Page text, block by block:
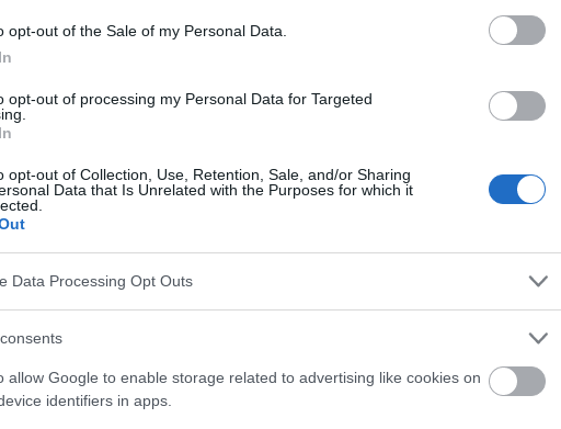
opt-out of the Sale of my Personal Data.
opt-out of processing my Personal Data for Targeted
opt-out of Collection, Use, Retention, Sale, and/or Sharing
Data that Is Unrelated with the Purposes for which it
Data Processing Opt Outs
allow Google to enable storage related to advertising like cookies on
identifiers in apps.
18 meses, pero ésta es también una
más tarde empieza a hablar, más rápido se
imita a su madre, pero juega por su
segundo año de vida comienza a informar de sus
deben distinguirse en 3 categorías